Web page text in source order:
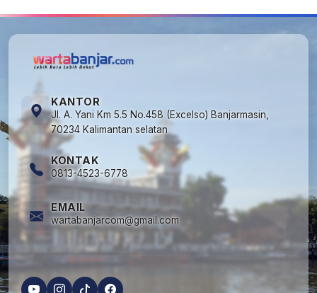
KANTOR
Jl. A. Yani Km 5.5 No.458 (Excelso) Banjarmasin,
70234 Kalimantan selatan
KONTAK
0813-4523-6778
EMAIL
wartabanjarcom@gmail.com